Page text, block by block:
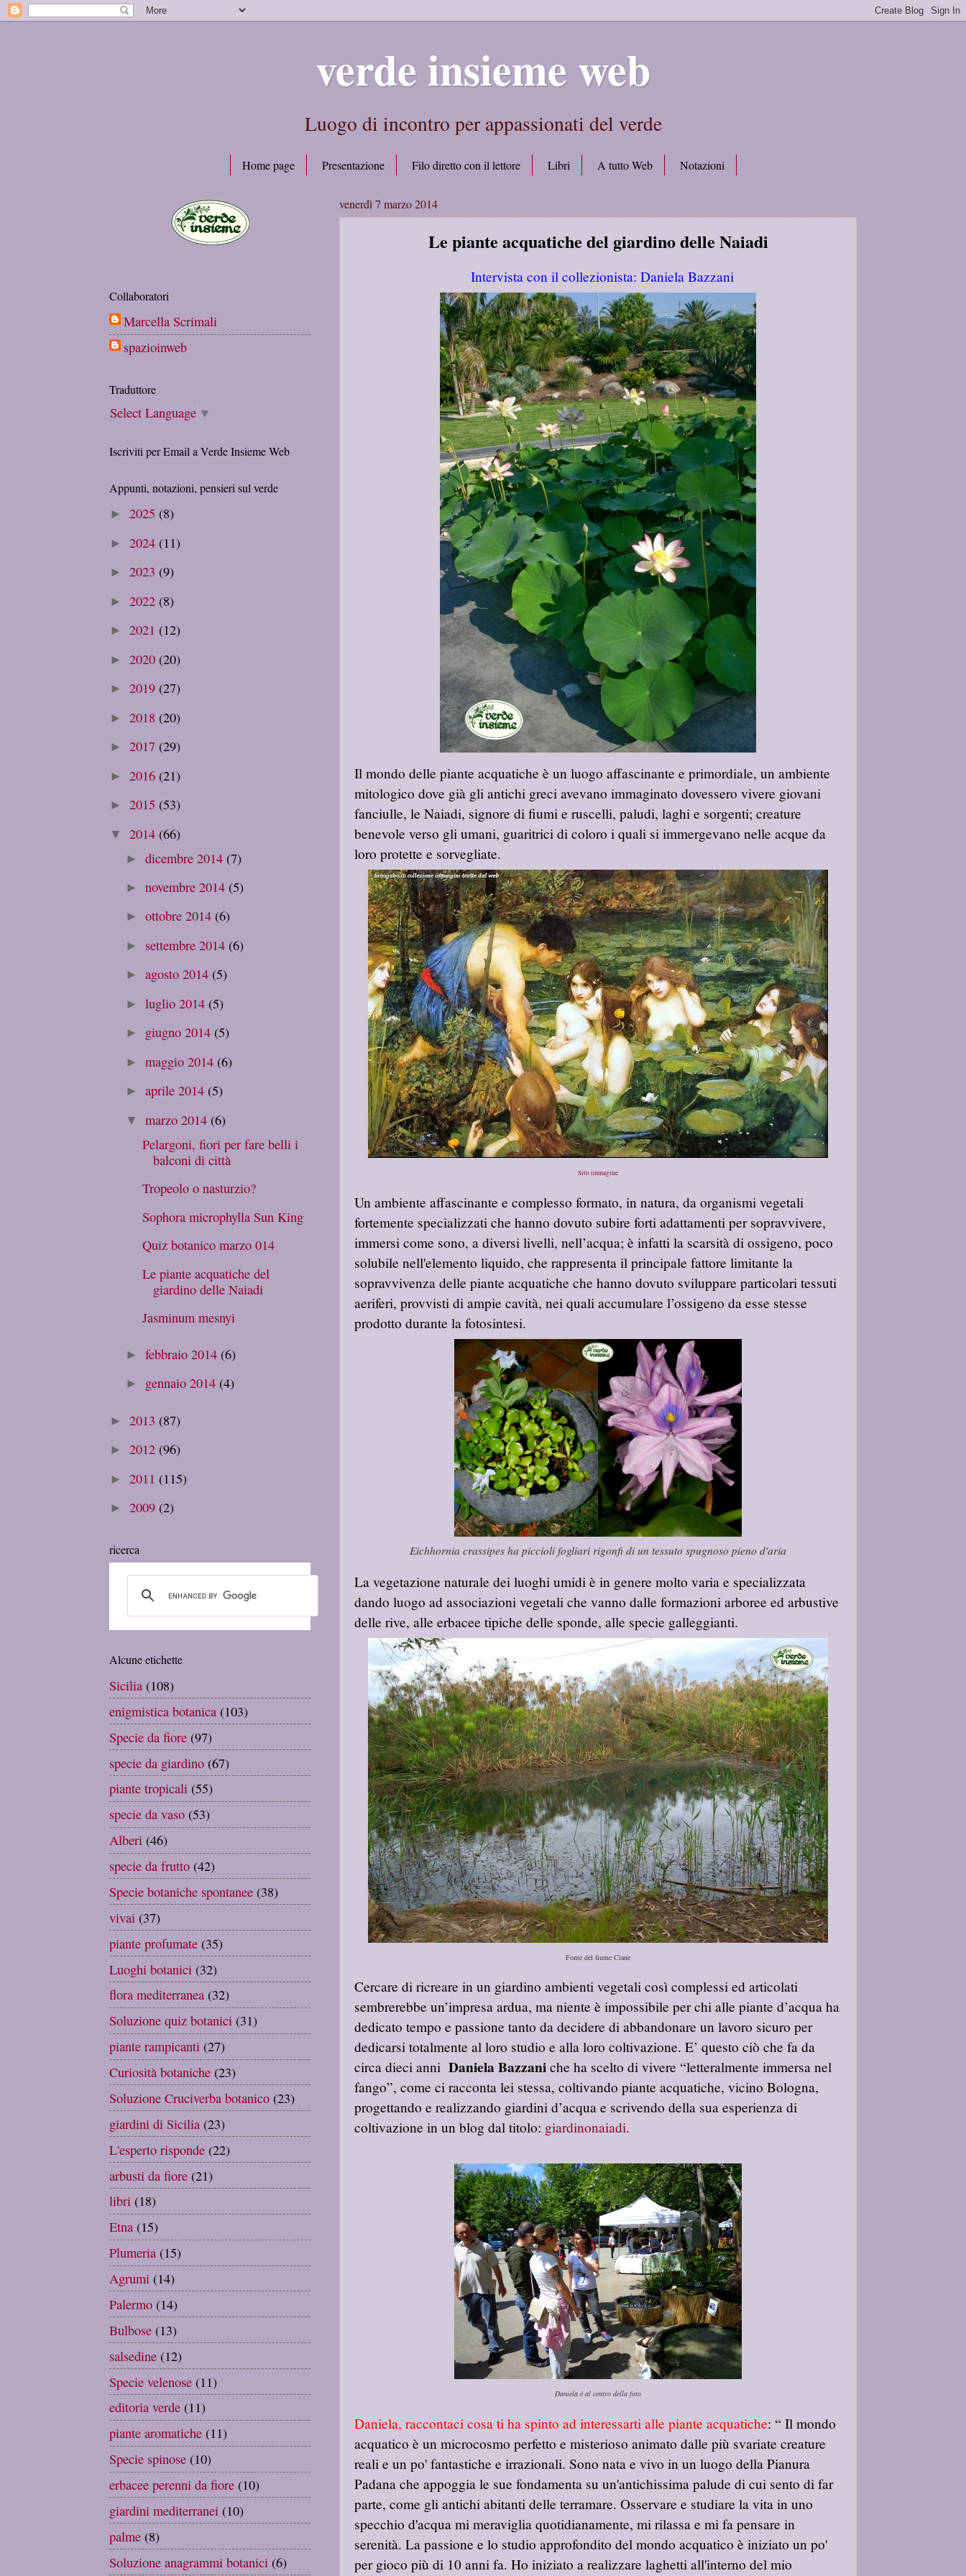
verde insieme web
Luogo di incontro per appassionati del verde
Home page Presentazione Filo diretto con il lettore Libri A tutto Web Notazioni
venerdì 7 marzo 2014
Le piante acquatiche del giardino delle Naiadi
Intervista con il collezionista: Daniela Bazzani
Il mondo delle piante acquatiche è un luogo affascinante e primordiale, un ambiente
mitologico dove già gli antichi greci avevano immaginato dovessero vivere giovani
fanciulle, le Naiadi, signore di fiumi e ruscelli, paludi, laghi e sorgenti; creature
benevole verso gli umani, guaritrici di coloro i quali si immergevano nelle acque da
loro protette e sorvegliate.
Sito immagine
Un ambiente affascinante e complesso formato, in natura, da organismi vegetali
fortemente specializzati che hanno dovuto subire forti adattamenti per sopravvivere,
immersi come sono, a diversi livelli, nell’acqua; è infatti la scarsità di ossigeno, poco
solubile nell'elemento liquido, che rappresenta il principale fattore limitante la
sopravvivenza delle piante acquatiche che hanno dovuto sviluppare particolari tessuti
aeriferi, provvisti di ampie cavità, nei quali accumulare l’ossigeno da esse stesse
prodotto durante la fotosintesi.
Eichhornia crassipes ha piccioli fogliari rigonfi di un tessuto spugnoso pieno d'aria
La vegetazione naturale dei luoghi umidi è in genere molto varia e specializzata
dando luogo ad associazioni vegetali che vanno dalle formazioni arboree ed arbustive
delle rive, alle erbacee tipiche delle sponde, alle specie galleggianti.
Fonte del fiume Ciane
Cercare di ricreare in un giardino ambienti vegetali così complessi ed articolati
sembrerebbe un’impresa ardua, ma niente è impossibile per chi alle piante d’acqua ha
dedicato tempo e passione tanto da decidere di abbandonare un lavoro sicuro per
dedicarsi totalmente al loro studio e alla loro coltivazione. E’ questo ciò che fa da
circa dieci anni Daniela Bazzani che ha scelto di vivere “letteralmente immersa nel
fango”, come ci racconta lei stessa, coltivando piante acquatiche, vicino Bologna,
progettando e realizzando giardini d’acqua e scrivendo della sua esperienza di
coltivazione in un blog dal titolo: giardinonaiadi.
Daniela è al centro della foto
Daniela, raccontaci cosa ti ha spinto ad interessarti alle piante acquatiche: “ Il mondo
acquatico è un microcosmo perfetto e misterioso animato dalle più svariate creature
reali e un po' fantastiche e irrazionali. Sono nata e vivo in un luogo della Pianura
Padana che appoggia le sue fondamenta su un'antichissima palude di cui sento di far
parte, come gli antichi abitanti delle terramare. Osservare e studiare la vita in uno
specchio d'acqua mi meraviglia quotidianamente, mi rilassa e mi fa pensare in
serenità. La passione e lo studio approfondito del mondo acquatico è iniziato un po'
per gioco più di 10 anni fa. Ho iniziato a realizzare laghetti all'interno del mio
Collaboratori
Marcella Scrimali
spazioinweb
Traduttore
Select Language ▼
Iscriviti per Email a Verde Insieme Web
Appunti, notazioni, pensieri sul verde
► 2025 (8)
► 2024 (11)
► 2023 (9)
► 2022 (8)
► 2021 (12)
► 2020 (20)
► 2019 (27)
► 2018 (20)
► 2017 (29)
► 2016 (21)
► 2015 (53)
▼ 2014 (66)
►dicembre 2014 (7)
►novembre 2014 (5)
►ottobre 2014 (6)
► settembre 2014 (6)
►agosto 2014 (5)
►luglio 2014 (5)
► giugno 2014 (5)
►maggio 2014 (6)
►aprile 2014 (5)
▼marzo 2014 (6)
Pelargoni, fiori per fare belli i
balconi di città
Tropeolo o nasturzio?
Sophora microphylla Sun King
Quiz botanico marzo 014
Le piante acquatiche del
giardino delle Naiadi
Jasminum mesnyi
►febbraio 2014 (6)
► gennaio 2014 (4)
► 2013 (87)
► 2012 (96)
► 2011 (115)
► 2009 (2)
ricerca
Alcune etichette
Sicilia (108)
enigmistica botanica (103)
Specie da fiore (97)
specie da giardino (67)
piante tropicali (55)
specie da vaso (53)
Alberi (46)
specie da frutto (42)
Specie botaniche spontanee (38)
vivai (37)
piante profumate (35)
Luoghi botanici (32)
flora mediterranea (32)
Soluzione quiz botanici (31)
piante rampicanti (27)
Curiosità botaniche (23)
Soluzione Cruciverba botanico (23)
giardini di Sicilia (23)
L'esperto risponde (22)
arbusti da fiore (21)
libri (18)
Etna (15)
Plumeria (15)
Agrumi (14)
Palermo (14)
Bulbose (13)
salsedine (12)
Specie velenose (11)
editoria verde (11)
piante aromatiche (11)
Specie spinose (10)
erbacee perenni da fiore (10)
giardini mediterranei (10)
palme (8)
Soluzione anagrammi botanici (6)